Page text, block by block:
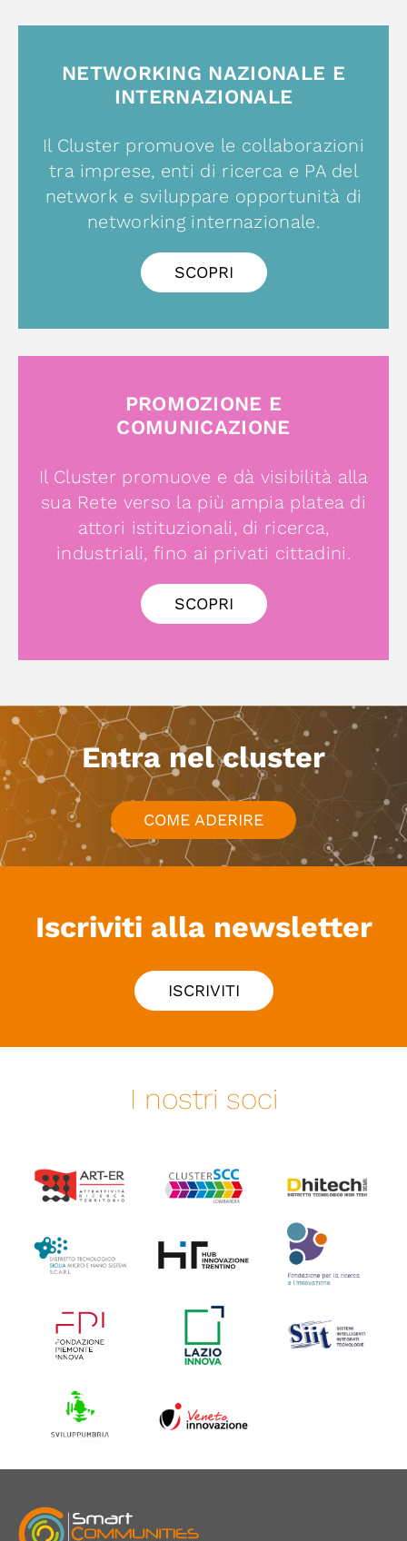
NETWORKING NAZIONALE E
INTERNAZIONALE
Il Cluster promuove le collaborazioni
tra imprese, enti di ricerca e PA del
network e sviluppare opportunità di
networking internazionale.
SCOPRI
PROMOZIONE E
COMUNICAZIONE
Il Cluster promuove e dà visibilità alla
sua Rete verso la più ampia platea di
attori istituzionali, di ricerca,
industriali, fino ai privati cittadini.
SCOPRI
Entra nel cluster
COME ADERIRE
Iscriviti alla newsletter
ISCRIVITI
I nostri soci